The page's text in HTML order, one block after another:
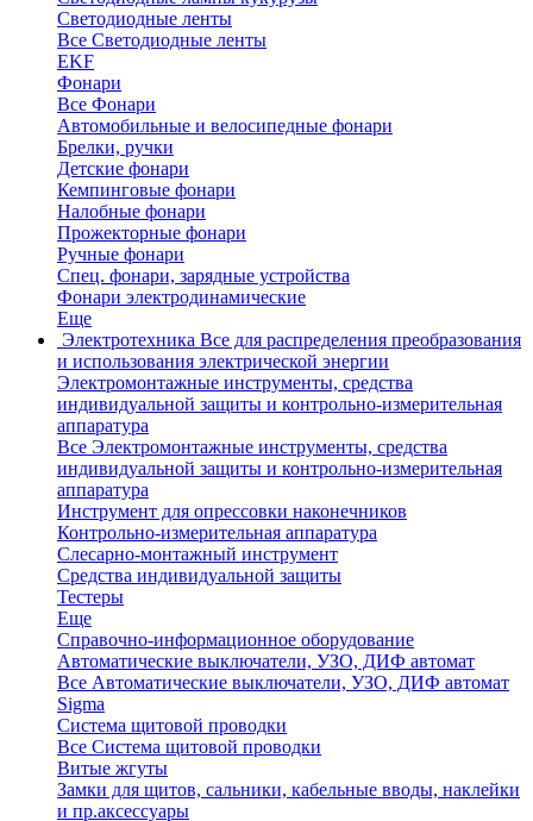
Светодиодные ленты
Все Светодиодные ленты
EKF
Фонари
Все Фонари
Автомобильные и велосипедные фонари
Брелки, ручки
Детские фонари
Кемпинговые фонари
Налобные фонари
Прожекторные фонари
Ручные фонари
Спец. фонари, зарядные устройства
Фонари электродинамические
Еще
Электротехника Все для распределения преобразования
и использования электрической энергии
Электромонтажные инструменты, средства
индивидуальной защиты и контрольно-измерительная
аппаратура
Все Электромонтажные инструменты, средства
индивидуальной защиты и контрольно-измерительная
аппаратура
Инструмент для опрессовки наконечников
Контрольно-измерительная аппаратура
Слесарно-монтажный инструмент
Средства индивидуальной защиты
Тестеры
Еще
Справочно-информационное оборудование
Автоматические выключатели, УЗО, ДИФ автомат
Все Автоматические выключатели, УЗО, ДИФ автомат
Sigma
Система щитовой проводки
Все Система щитовой проводки
Витые жгуты
Замки для щитов, сальники, кабельные вводы, наклейки
и пр.аксессуары